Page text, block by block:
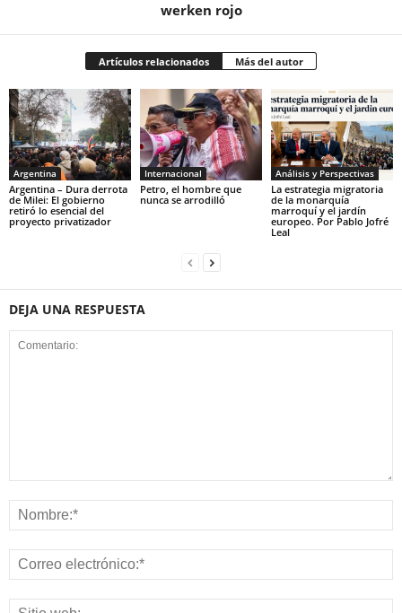
werken rojo
Artículos relacionados Más del autor
Argentina
Argentina – Dura derrota
de Milei: El gobierno
retiró lo esencial del
proyecto privatizador
Internacional
Petro, el hombre que
nunca se arrodilló
Análisis y Perspectivas
La estrategia migratoria
de la monarquía
marroquí y el jardín
europeo. Por Pablo Jofré
Leal
DEJA UNA RESPUESTA